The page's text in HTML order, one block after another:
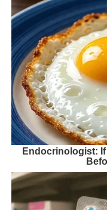
Endocrinologist: